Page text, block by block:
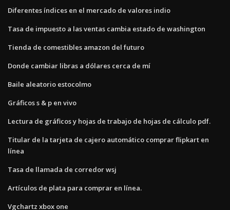
Diferentes índices en el mercado de valores indio
Tasa de impuesto a las ventas cambia estado de washington
Tienda de comestibles amazon del futuro
Donde cambiar libras a dólares cerca de mí
Baile aleatorio estocolmo
Gráficos s & p en vivo
Lectura de gráficos y hojas de trabajo de hojas de cálculo pdf.
Titular de la tarjeta de cajero automático comprar flipkart en
línea
Tasa de llamada de corredor wsj
Artículos de plata para comprar en línea.
Vgchartz xbox one